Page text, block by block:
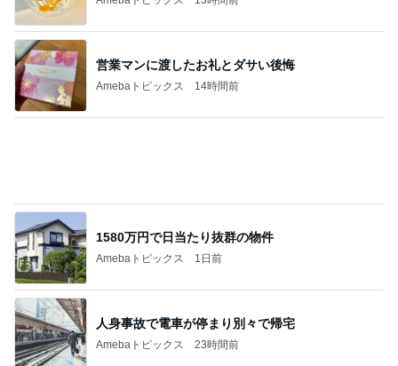
人身事故で電車が停まり別々で帰宅
Amebaトピックス 23時間前